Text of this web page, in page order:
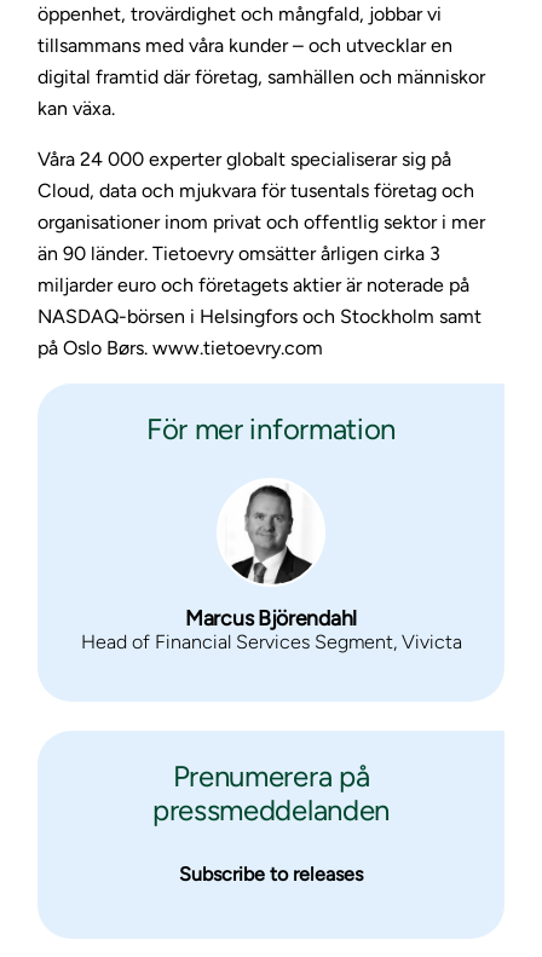
öppenhet, trovärdighet och mångfald, jobbar vi
tillsammans med våra kunder – och utvecklar en
digital framtid där företag, samhällen och människor
kan växa.
Våra 24 000 experter globalt specialiserar sig på
Cloud, data och mjukvara för tusentals företag och
organisationer inom privat och offentlig sektor i mer
än 90 länder. Tietoevry omsätter årligen cirka 3
miljarder euro och företagets aktier är noterade på
NASDAQ-börsen i Helsingfors och Stockholm samt
på Oslo Børs. www.tietoevry.com
För mer information
Marcus Björendahl
Head of Financial Services Segment, Vivicta
Prenumerera på
pressmeddelanden
Subscribe to releases